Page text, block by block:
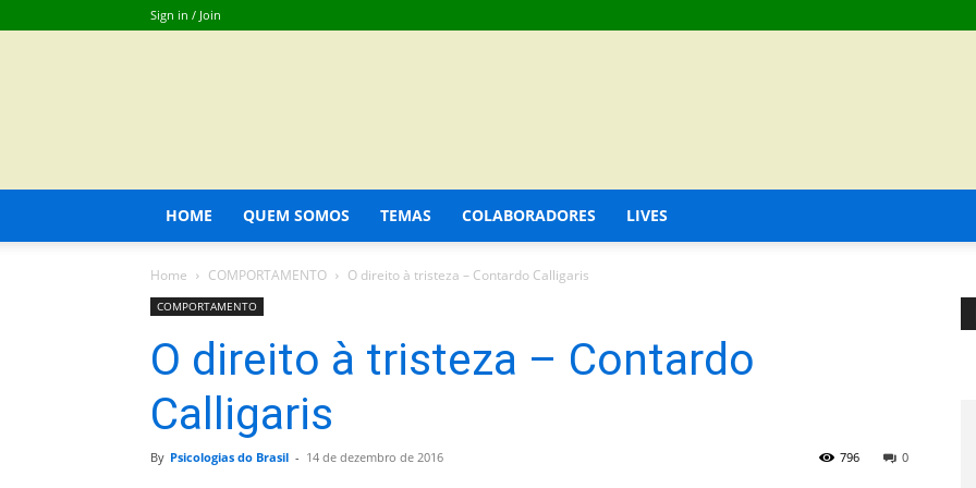
Sign in / Join
HOME QUEM SOMOS TEMAS COLABORADORES LIVES
Home COMPORTAMENTO O direito à tristeza – Contardo Calligaris
COMPORTAMENTO
O direito à tristeza – Contardo
Calligaris
By Psicologias do Brasil - 14 de dezembro de 2016 0
796